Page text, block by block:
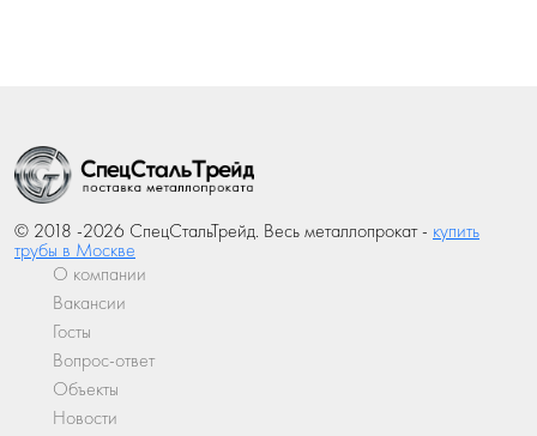
© 2018 -2026 СпецСтальТрейд. Весь металлопрокат - купить
трубы в Москве
О компании
Вакансии
Госты
Вопрос-ответ
Объекты
Новости